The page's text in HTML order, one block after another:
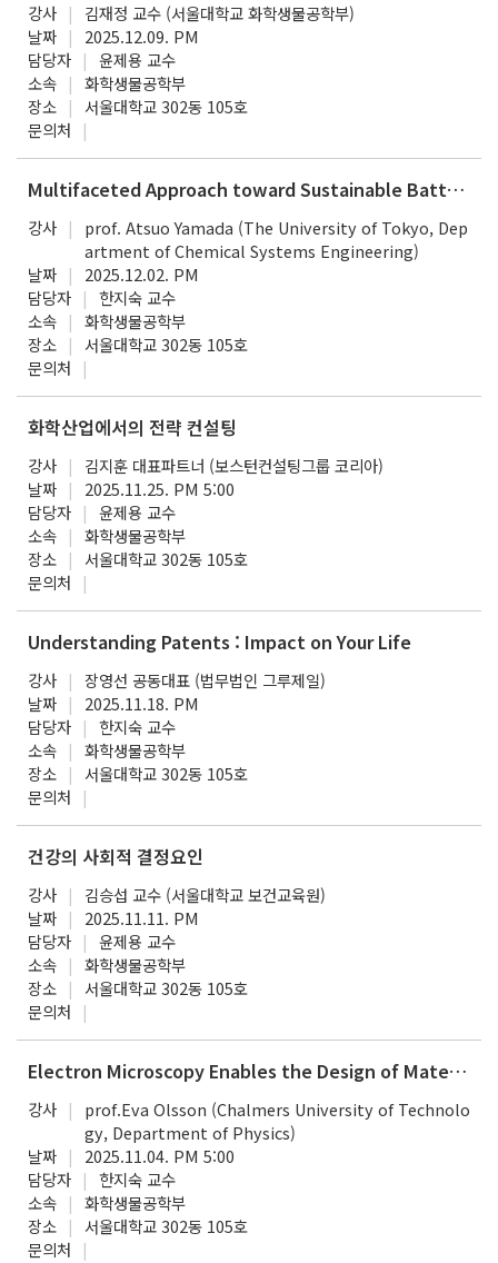
강사
김재정 교수 (서울대학교 화학생물공학부)
날짜
2025.12.09. PM
담당자
윤제용 교수
소속
화학생물공학부
장소
서울대학교 302동 105호
문의처
Multifaceted Approach toward Sustainable Batteries [Dongjin lectureship Award Lecture]
강사
prof. Atsuo Yamada (The University of Tokyo, Dep
artment of Chemical Systems Engineering)
날짜
2025.12.02. PM
담당자
한지숙 교수
소속
화학생물공학부
장소
서울대학교 302동 105호
문의처
화학산업에서의 전략 컨설팅
강사
김지훈 대표파트너 (보스턴컨설팅그룹 코리아)
날짜
2025.11.25. PM 5:00
담당자
윤제용 교수
소속
화학생물공학부
장소
서울대학교 302동 105호
문의처
Understanding Patents : Impact on Your Life
강사
장영선 공동대표 (법무법인 그루제일)
날짜
2025.11.18. PM
담당자
한지숙 교수
소속
화학생물공학부
장소
서울대학교 302동 105호
문의처
건강의 사회적 결정요인
강사
김승섭 교수 (서울대학교 보건교육원)
날짜
2025.11.11. PM
담당자
윤제용 교수
소속
화학생물공학부
장소
서울대학교 302동 105호
문의처
Electron Microscopy Enables the Design of Materials For Tomorrow
강사
prof.Eva Olsson (Chalmers University of Technolo
gy, Department of Physics)
날짜
2025.11.04. PM 5:00
담당자
한지숙 교수
소속
화학생물공학부
장소
서울대학교 302동 105호
문의처